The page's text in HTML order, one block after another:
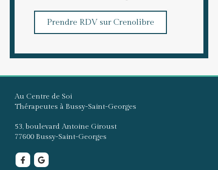
Prendre RDV sur Crenolibre
Au Centre de Soi
Thérapeutes à Bussy-Saint-Georges
53, boulevard Antoine Giroust
77600 Bussy-Saint-Georges